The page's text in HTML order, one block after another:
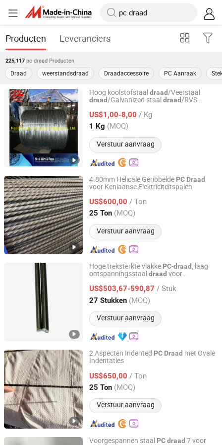
Producten Leveranciers
225,117 pc draad Producten
Draad weerstandsdraad Draadaccessoire PC Aanraak
Hoog koolstofstaaldraad/Veerstaal
draad/Galvanized staaldraad/RVS
US$1,00-8,00 / Kg
1 Kg (MOQ)
Verstuur aanvraag
Nantong Lili Autoparts Co., Ltd.
Jiangsu, China Sinds 2007
4.80mm Helicale Geribbelde PC Draad
voor Keniaanse Elektriciteitspalen
US$600,00 / Ton
25 Ton (MOQ)
Verstuur aanvraag
Tianjin Qiangbang Industrial Co., Ltd.
Tianjin, China Sinds 2011
Hoge treksterkte vlakke PC-draad , laag
ontspanningsstaaldraad voor
US$503,67-590,87 / Stuk
27 Stukken (MOQ)
Verstuur aanvraag
Tianjin Wasungen Metal Products Co., Ltd.
Tianjin, China Sinds 2024
2 Aspecten Indented PC Draad met Ovale
Indentaties
US$650,00 / Ton
25 Ton (MOQ)
Verstuur aanvraag
Tianjin Qiangbang Industrial Co., Ltd.
Tianjin, China Sinds 2011
Voorgespannen staal PCdraad 7 voor